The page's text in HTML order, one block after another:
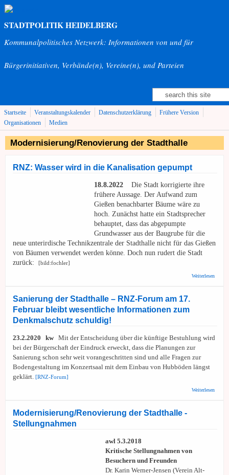
Direkt zum Inhalt
STADTPOLITIK HEIDELBERG
Kommunalpolitisches Netzwerk: Informationen von und für
Bürgerinitiativen, Verbände(n), Vereine(n), und Parteien
Suchformular
Suche
Startseite Veranstaltungskalender Datenschutzerklärung
Frühere Version
Organisationen
Medien
Modernisierung/Renovierung der Stadthalle
RNZ: Wasser wird in die Kanalisation gepumpt
18.8.2022 Die Stadt korrigierte ihre
frühere Aussage. Der Aufwand zum
Gießen benachbarter Bäume wäre zu
hoch. Zunächst hatte ein Stadtsprecher
behauptet, dass das abgepumpte
Grundwasser aus der Baugrube für die
neue unterirdische Technikzentrale der Stadthalle nicht für das Gießen
von Bäumen verwendet werden könne. Doch nun rudert die Stadt
zurück:
[bild:fochler]
Weiterlesen
Sanierung der Stadthalle – RNZ-Forum am 17.
Februar bleibt wesentliche Informationen zum
Denkmalschutz schuldig!
23.2.2020 kw Mit der Entscheidung über die künftige Bestuhlung wird
bei der Bürgerschaft der Eindruck erweckt, dass die Planungen zur
Sanierung schon sehr weit vorangeschritten sind und alle Fragen zur
Bodengestaltung im Konzertsaal mit dem Einbau von Hubböden längst
geklärt. [RNZ-Forum]
Weiterlesen
Modernisierung/Renovierung der Stadthalle -
Stellungnahmen
awl 5.3.2018
Kritische Stellungnahmen von
Besuchern und Freunden
Dr. Karin Werner-Jensen (Verein Alt-